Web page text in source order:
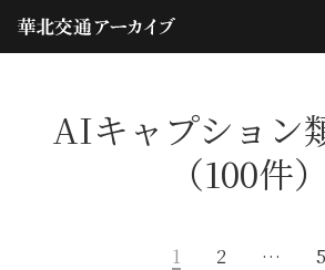
AIキャプション
（100件）
1 2 … 5